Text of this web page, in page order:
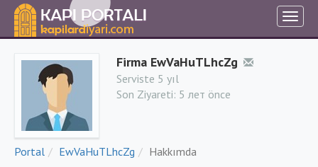
Firma EwVaHuTLhcZg
Serviste 5 yıl
Son Ziyareti: 5 лет önce
Portal EwVaHuTLhcZg Hakkımda